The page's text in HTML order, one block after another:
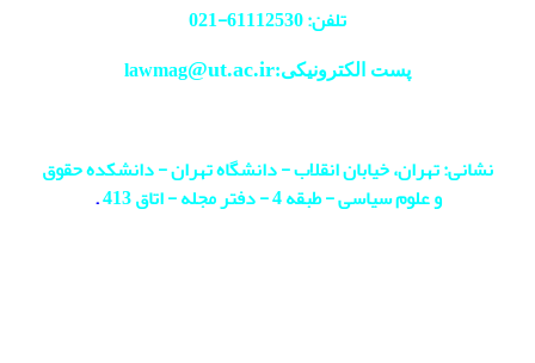
تلفن: 61112530-
021
پست الکترونیکی:lawmag@ut.ac.ir
نشانی: تهران، خیابان انقلاب - دانشگاه تهران - دانشکده حقوق
و علوم سیاسی - طبقه 4 - دفتر مجله - اتاق 413
.